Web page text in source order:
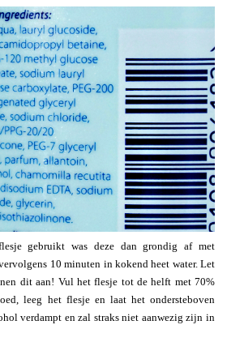
gebruikt was deze dan grondig af met
10 minuten in kokend heet water. Let
dit aan! Vul het flesje tot de helft met 70%
leeg het flesje en laat het ondersteboven
verdampt en zal straks niet aanwezig zijn in